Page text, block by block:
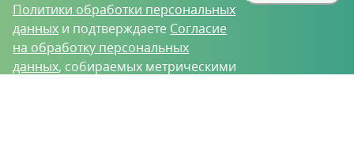
Политики обработки персональных
данных и подтверждаете Согласие
на обработку персональных
данных, собираемых метрическими